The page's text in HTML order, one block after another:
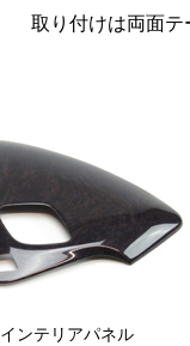
取り付けは両面テ
インテリアパネル